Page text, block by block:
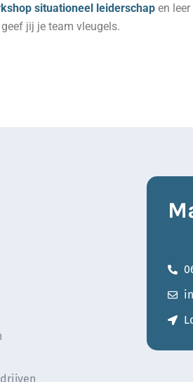
situationeel leiderschap en
jij je team vleugels.